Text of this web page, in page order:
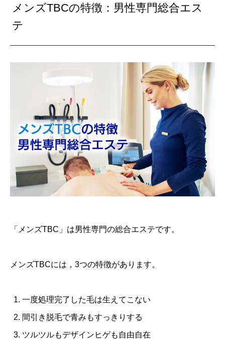
メンズTBCの特徴：男性専門総合エス
テ
「メンズTBC」は男性専門の総合エステです。
メンズTBCには，3つの特徴があります。
一度処理完了した毛は生えてこない
間引き脱毛で青みもすっきりする
ツルツルもデザインヒゲも自由自在